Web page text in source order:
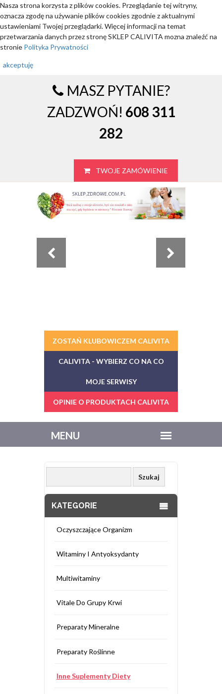
Nasza strona korzysta z plików cookies. Przeglądanie tej witryny,
oznacza zgodę na używanie plików cookies zgodnie z aktualnymi
ustawieniami Twojej przeglądarki. Więcej informacji na temat
przetwarzania danych przez stronę SKLEP CALIVITA mozna znaleźć na
stronie Polityka Prywatności
akceptuję
MASZ PYTANIE?
ZADZWOŃ! 608 311
282
TWOJE ZAMÓWIENIE
ZOSTAŃ KLUBOWICZEM CALIVITA
CALIVITA - WYBIERZ CO NA CO
MOJE SERWISY
OPINIE O PRODUKTACH CALIVITA
KATEGORIE
Oczyszczające Organizm
Witaminy I Antyoksydanty
Multiwitaminy
Vitale Do Grupy Krwi
Preparaty Mineralne
Preparaty Roślinne
Inne Suplementy Diety